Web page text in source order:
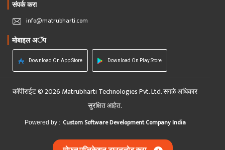
संपर्क करा
info@matrubharti.com
मोबाइल अॅप
Download On App Store Download On Play Store
कॉपीराईट © 2026 Matrubharti Technologies Pvt. Ltd. सगळे अधिकार
सुरक्षित आहेत.
Powered by : Custom Software Development Company India